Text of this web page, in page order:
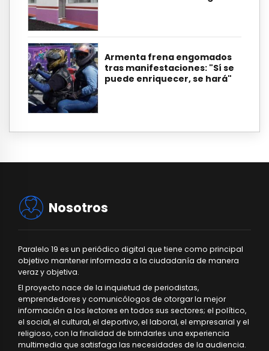
Armenta frena engomados
tras manifestaciones: "Sí se
puede enriquecer, se hará"
Nosotros
Paralelo 19 es un periódico digital que tiene como principal
objetivo mantener informada a la ciudadanía de manera
veraz y objetiva.
El proyecto nace de la inquietud de periodistas,
emprendedores y comunicólogos de otorgar la mejor
información a los lectores en todos sus sectores; el político,
el social, el cultural, el deportivo, el laboral, el empresarial y el
religioso, con la finalidad de brindarles una experiencia
multimedia que satisfaga las necesidades de la audiencia.